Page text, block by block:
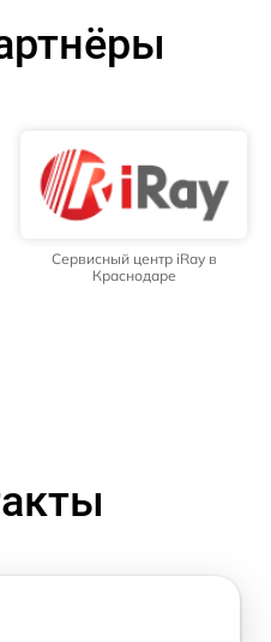
Сервисный центр iRay в
Краснодаре